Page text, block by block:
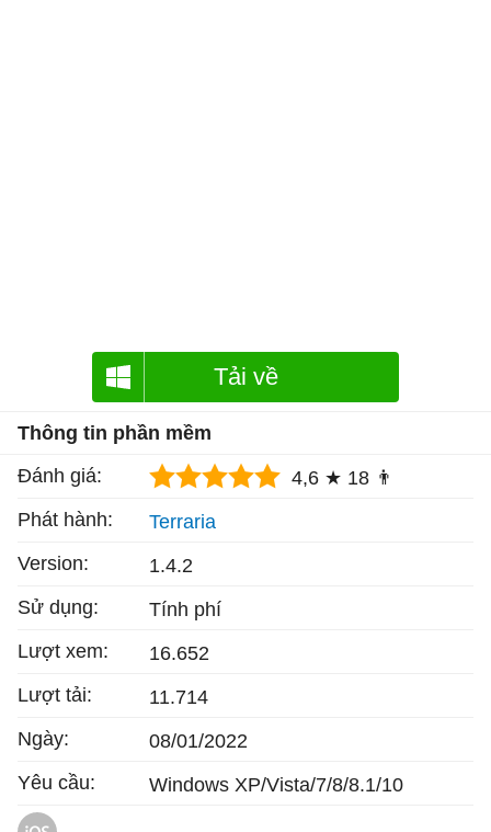
Tải về
Thông tin phần mềm
Đánh giá:
4,6 ★ 18 👨
Phát hành:
Terraria
Version:
1.4.2
Sử dụng:
Tính phí
Lượt xem:
16.652
Lượt tải:
11.714
Ngày:
08/01/2022
Yêu cầu:
Windows XP/Vista/7/8/8.1/10